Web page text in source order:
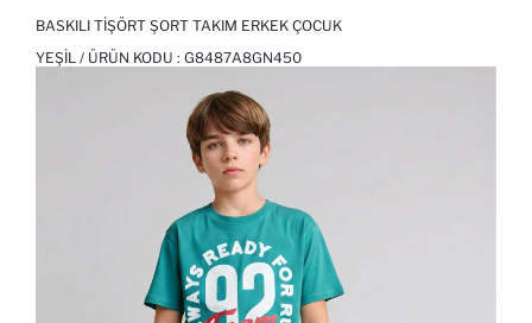
BASKILI TIŞÖRT ŞORT TAKIM ERKEK ÇOCUK
YEŞIL / ÜRÜN KODU : G8487A8GN450